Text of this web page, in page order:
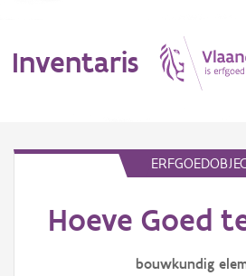
Inventaris
Erfgoedobject
Hoeve Goed
bouwkundig